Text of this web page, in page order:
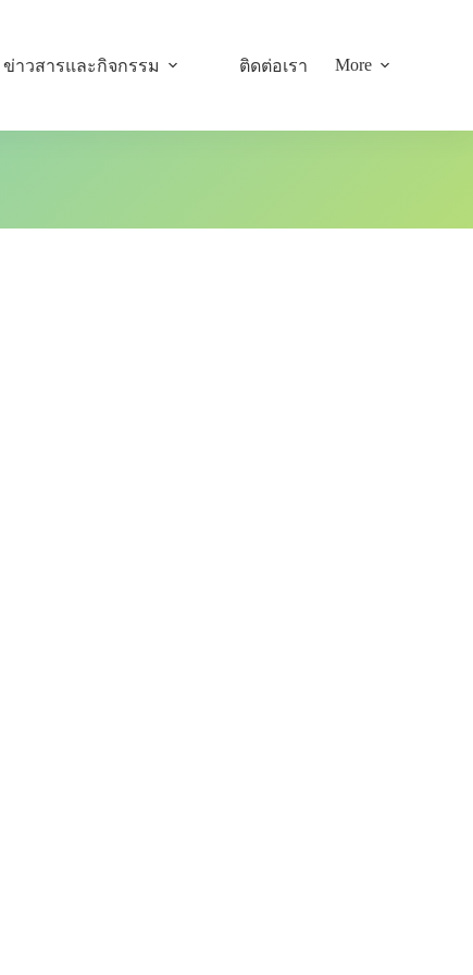
ข่าวสารและกิจกรรม ติดต่อเรา More